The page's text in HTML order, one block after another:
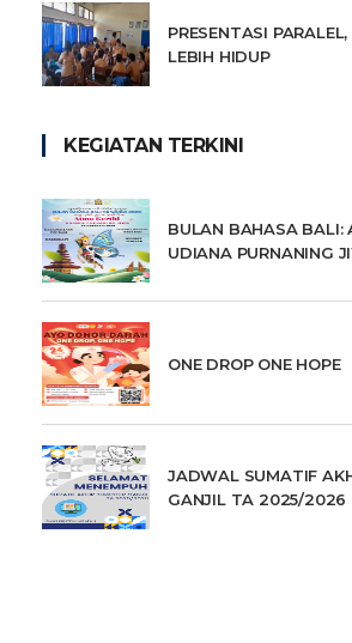
PRESENTASI
LEBIH HIDUP
KEGIATAN TERKINI
BULAN BAHASA BALI:
UDIANA PURNANING
ONE DROP ONE HOPE
JADWAL SUMATIF
GANJIL TA 2025/2026